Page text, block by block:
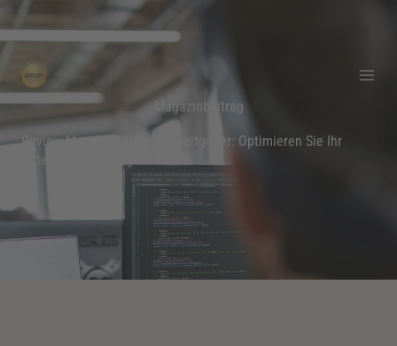
Zum
springen
Magazinbeitrag
Review Management für Arbeitgeber: Optimieren Sie Ihr
Unternehmensimage